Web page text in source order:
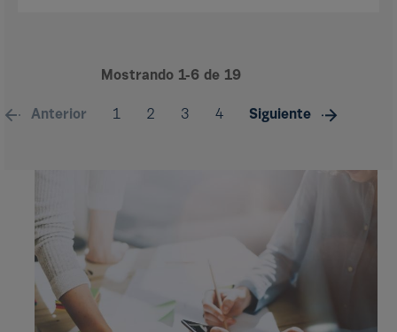
Mostrando 1-6de 19
Anterior 1 2 3 4 Siguiente